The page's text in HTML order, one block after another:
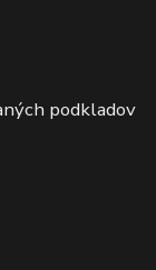
podkladov